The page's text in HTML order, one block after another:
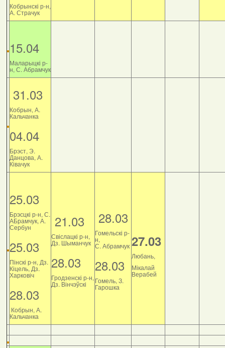
Кобрынскі р-н,
А. Страчук
15.04
Маларыцкі р-
н, С. Абрамчук
31.03
Кобрын, А.
Кальчанка
04.04
Брэст, Э.
Данцова, А.
Ківачук
25.03
Брэсцкі р-н, С.
АБрамчук, А.
Сербун
25.03
Пінскі р-н, Дз.
Кіцель, Дз.
Харковіч
28.03
Кобрын, А.
Кальчанка
21.03
Свіслацкі р-н,
Дз. Шыманчук
28.03
Гродзенскі р-н,
Дз. Вінчэўскі
28.03
Гомельскі р-
н,
С. Абрамчук
28.03
Гомель, З.
Гарошка
27.03
Любань,
Мікалай
Верабей